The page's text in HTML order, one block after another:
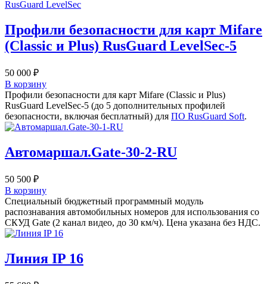
Профили безопасности для карт Mifare
(Classic и Plus) RusGuard LevelSec-5
50 000 ₽
В корзину
Профили безопасности для карт Mifare (Classic и Plus)
RusGuard LevelSec-5 (до 5 дополнительных профилей
безопасности, включая бесплатный) для ПО RusGuard Soft.
Автомаршал.Gate-30-2-RU
50 500 ₽
В корзину
Cпециальный бюджетный программный модуль
распознавания автомобильных номеров для использования со
СКУД Gate (2 канал видео, до 30 км/ч). Цена указана без НДС.
Линия IP 16